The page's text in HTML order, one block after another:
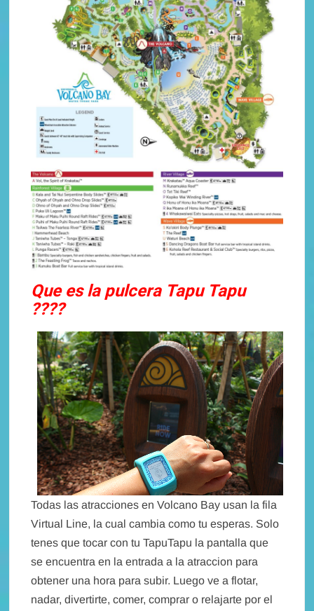
Que es la pulcera Tapu Tapu
????
Todas las atracciones en Volcano Bay usan la fila
Virtual Line, la cual cambia como tu esperas. Solo
tenes que tocar con tu TapuTapu la pantalla que
se encuentra en la entrada a la atraccion para
obtener una hora para subir. Luego ve a flotar,
nadar, divertirte, comer, comprar o relajarte por el